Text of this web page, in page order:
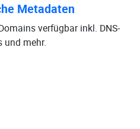
Metadaten
verfügbar inkl. DNS-
und mehr.